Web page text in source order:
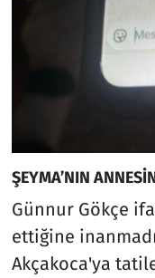
ŞEYMA’NIN
Günnur Gökçe
ettiğine
Akçakoca'ya